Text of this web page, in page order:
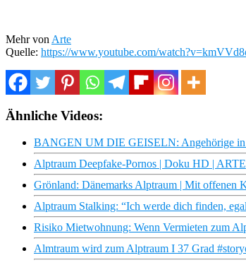
Mehr von Arte
Quelle: https://www.youtube.com/
Ähnliche Videos:
BANGEN UM DIE GEISELN: Angehörige in
Alptraum Deepfake-Pornos | Doku HD | ARTE
Grönland: Dänemarks Alptraum | Mit offenen
Alptraum Stalking: “Ich werde dich finden,
Risiko Mietwohnung: Wenn Vermieten zum
Almtraum wird zum Alptraum I 37 Grad